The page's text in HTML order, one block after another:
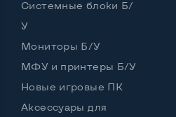
Выход VGAНет
Выход mini Display port
Системные блоки Б/
У
Мониторы Б/У
МФУ и принтеры Б/У
Новые игровые ПК
Аксессуары для